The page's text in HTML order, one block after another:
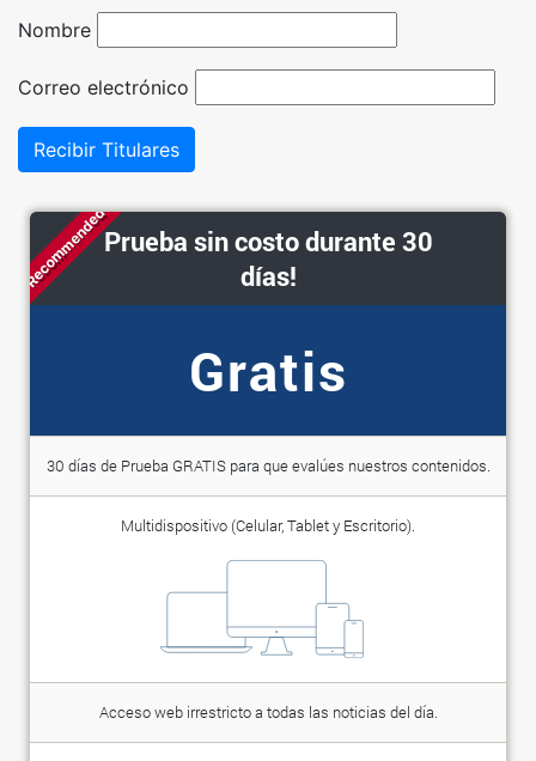
Nombre
Correo electrónico
Recibir Titulares
RecommendedPrueba sin costo durante 30
días!
Gratis
30 días de Prueba GRATIS para que evalúes nuestros contenidos.
Multidispositivo (Celular, Tablet y Escritorio).
Acceso web irrestricto a todas las noticias del día.